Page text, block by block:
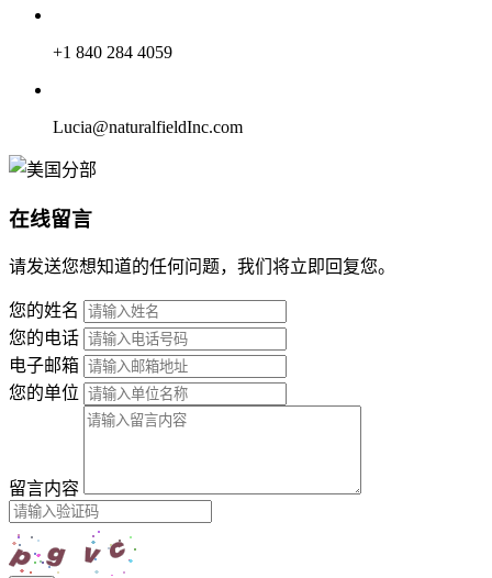
+1 840 284 4059
Lucia@naturalfieldInc.com
在线留言
请发送您想知道的任何问题，我们将立即回复您。
您的姓名
您的电话
电子邮箱
您的单位
留言内容